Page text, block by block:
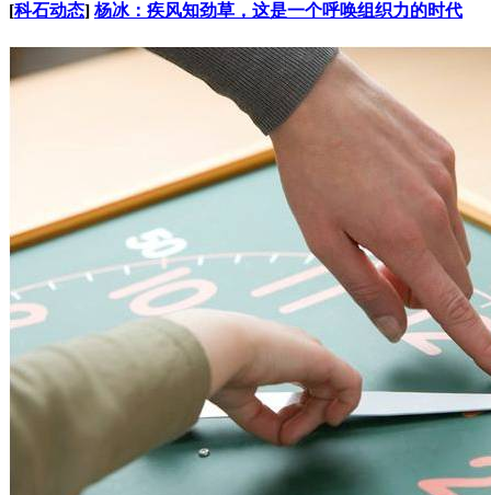
[科石动态] 杨冰：疾风知劲草，这是一个呼唤组织力的时代